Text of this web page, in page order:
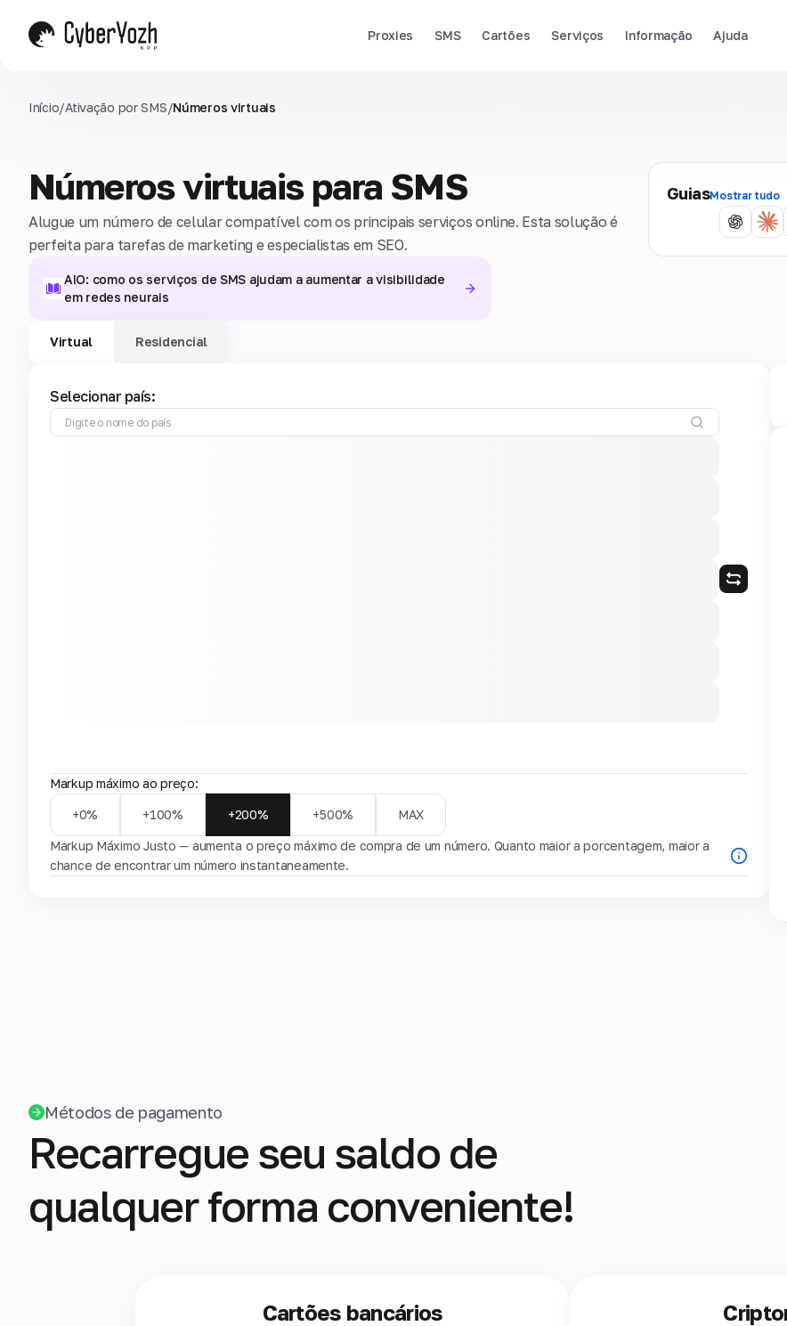
Proxies SMS Cartões Serviços Informação Ajuda
Início/Ativação por SMS/Números virtuais
Números virtuais para SMS
Alugue um número de celular compatível com os principais serviços online. Esta solução é
perfeita para tarefas de marketing e especialistas em SEO.
AIO: como os serviços de SMS ajudam a aumentar a visibilidade
em redes neurais
GuiasMostrar tudo
Virtual Residencial
Selecionar país:
Markup máximo ao preço:
+0% +100% +200% +500% MAX
Markup Máximo Justo — aumenta o preço máximo de compra de um número. Quanto maior a porcentagem, maior a
chance de encontrar um número instantaneamente.
Métodos de pagamento
Recarregue seu saldo de
qualquer forma conveniente!
Cartões bancários